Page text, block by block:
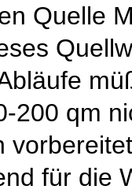
Quelle
200 qm
für die